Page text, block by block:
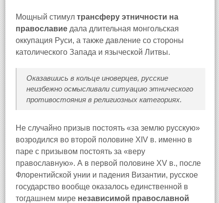
Мощный стимул трансферу этничности на
православие дала длительная монгольская
оккупация Руси, а также давление со стороны
католического Запада и языческой Литвы.
Оказавшись в кольце иноверцев, русские
неизбежно осмысливали ситуацию этнического
противостояния в религиозных категориях.
Не случайно призыв постоять «за землю русскую»
возродился во второй половине XIV в. именно в
паре с призывом постоять за «веру
православную». А в первой половине XV в., после
Флорентийской унии и падения Византии, русское
государство вообще оказалось единственной в
тогдашнем мире независимой православной